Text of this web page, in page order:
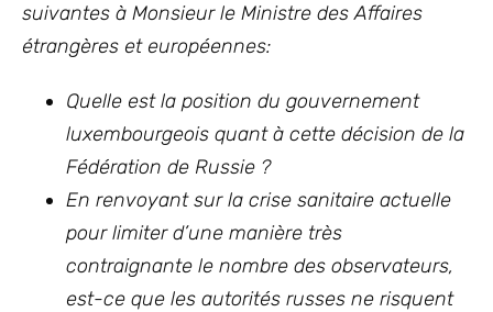
suivantes à Monsieur le Ministre des Affaires
étrangères et européennes:
Quelle est la position du gouvernement
luxembourgeois quant à cette décision de la
Fédération de Russie ?
En renvoyant sur la crise sanitaire actuelle
pour limiter d’une manière très
contraignante le nombre des observateurs,
est-ce que les autorités russes ne risquent